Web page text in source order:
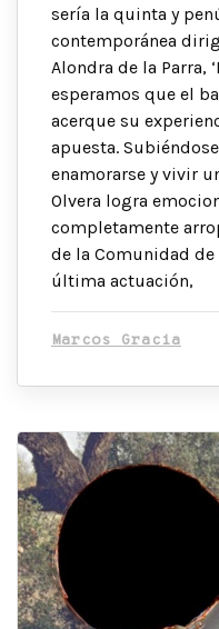
sería la quinta y
contemporánea
Alondra de la Parra,
esperamos que el
acerque su
apuesta.
enamorarse y vivir
Olvera logra
completamente
de la Comunidad de
última actuación,
Marcos Gracia